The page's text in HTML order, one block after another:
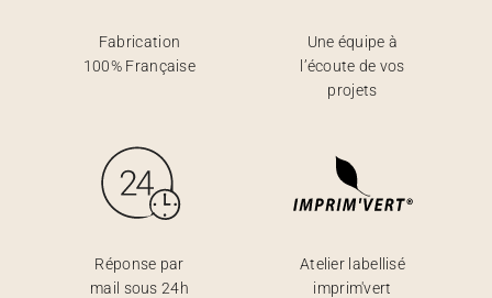
Fabrication
100% Française
Une équipe à
l’écoute de vos
projets
Réponse par
mail sous 24h
Atelier labellisé
imprim'vert